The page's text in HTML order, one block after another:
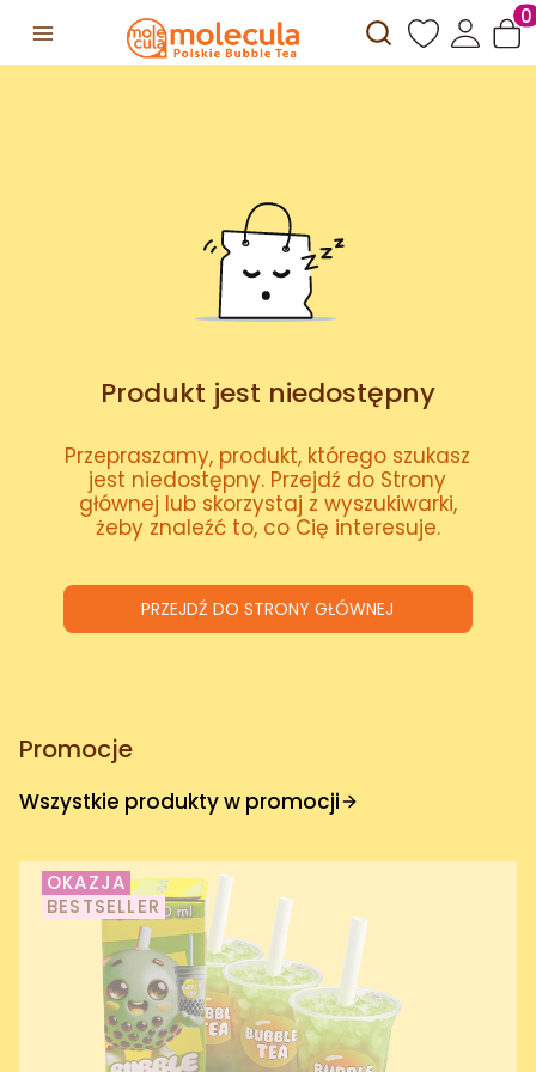
Otwórz
Produkt jest niedostępny
Przepraszamy, produkt, którego szukasz
jest niedostępny. Przejdź do Strony
głównej lub skorzystaj z wyszukiwarki,
żeby znaleźć to, co Cię interesuje.
PRZEJDŹ DO STRONY GŁÓWNEJ
Promocje
Wszystkie produkty w promocji
OKAZJA
BESTSELLER